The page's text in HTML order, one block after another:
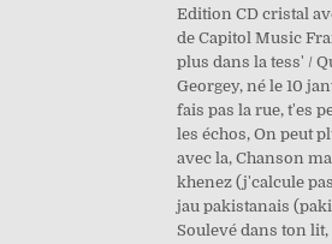
Edition CD cristal
de Capitol Music
plus dans la tess' /
Georgey, né le 10
fais pas la rue, t'es
les échos, On peut
avec la, Chanson
khenez (j'calcule
jau pakistanais
Soulevé dans ton